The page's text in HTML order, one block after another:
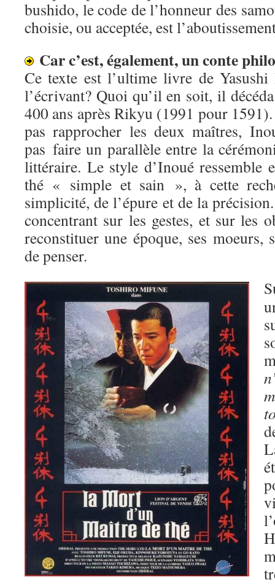
bushido, le code de l’honneur des
choisie, ou acceptée, est
Car c’est, également, un conte
Ce texte est l’ultime livre de
l’écrivant? Quoi qu’il en soit, il
400 ans après Rikyu (1991 pour
pas rapprocher les deux maîtres,
pas faire un parallèle entre la
littéraire. Le style d’Inoué ressemble
thé « simple et sain », à cette
simplicité, de l’épure et de la
concentrant sur les gestes, et sur les
reconstituer une époque, ses moeurs,
de penser.